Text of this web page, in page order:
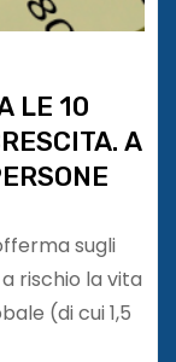
LE 10
A
sugli
rischio la vita
(di cui 1,5